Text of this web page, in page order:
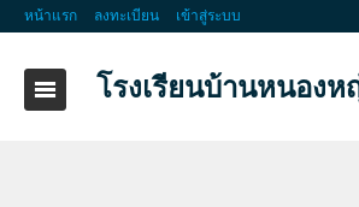
หน้าแรก ลงทะเบียน เข้าสู่ระบบ
โรงเรียนบ้านหนองห